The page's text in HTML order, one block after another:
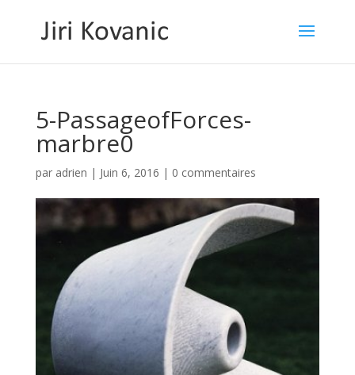
5-PassageofForces-
marbre0
par adrien | Juin 6, 2016 | 0 commentaires